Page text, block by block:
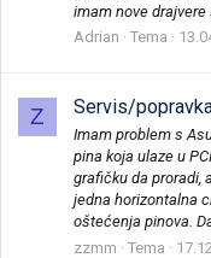
imam nove drajvere
Adrian
Tema
Z Servis/
Imam problem s
pina koja ulaze u
grafičku da proradi,
jedna horizontalna
oštećenja pinova.
zzmm
Tema